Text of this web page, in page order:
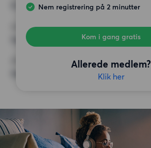
Nem registrering på 2 minutter
Kom i gang gratis
Allerede medlem?
Klik her
9 000 kr.
Ingen særlige krav
ØVRIGE PRÆFERENCER
Ingen særlige præferencer